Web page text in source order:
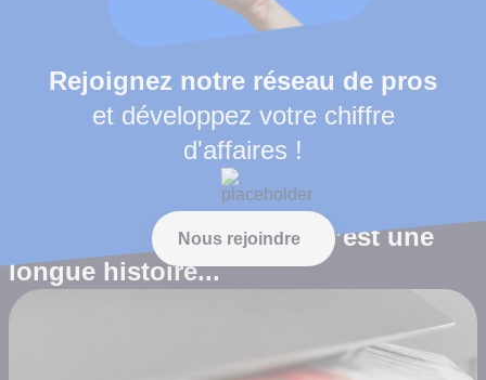
Rejoignez notre réseau de pros
et développez votre chiffre
d'affaires !
Nous rejoindre
Entre nous et les portes, c’est une
longue histoire...